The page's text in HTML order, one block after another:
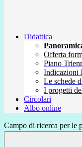
Didattica
Offerta
Piano
Indicazioni
Le schede
I progetti
Circolari
Albo online
Campo di ricerca per le